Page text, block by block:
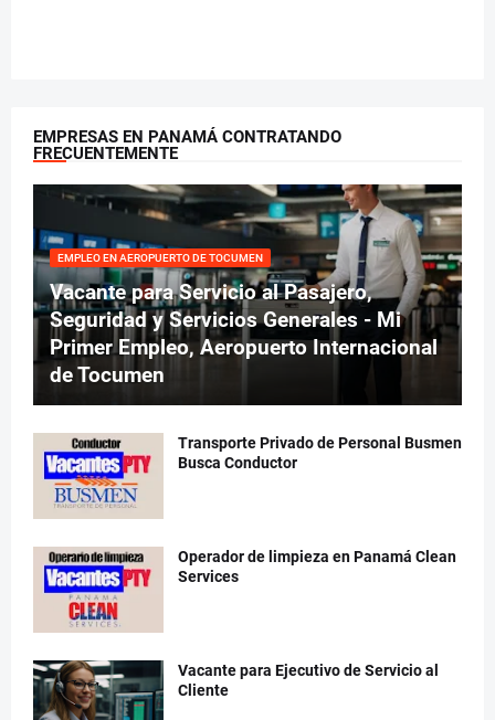
EMPRESAS EN PANAMÁ CONTRATANDO
FRECUENTEMENTE
EMPLEO EN AEROPUERTO DE TOCUMEN
Vacante para Servicio al Pasajero,
Seguridad y Servicios Generales - Mi
Primer Empleo, Aeropuerto Internacional
de Tocumen
Transporte Privado de Personal Busmen
Busca Conductor
Operador de limpieza en Panamá Clean
Services
Vacante para Ejecutivo de Servicio al
Cliente